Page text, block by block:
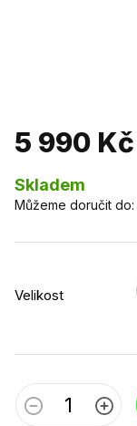
5 990 Kč
Skladem
Velikost
Můžeme doručit do: